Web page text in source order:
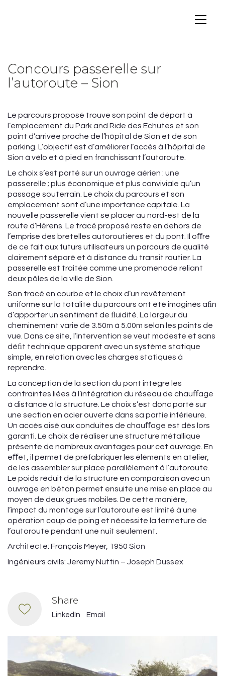
Concours passerelle sur
l’autoroute – Sion
Le parcours proposé trouve son point de départ à
l’emplacement du Park and Ride des Echutes et son
point d’arrivée proche de l’hôpital de Sion et de son
parking. L’objectif est d’améliorer l’accès à l’hôpital de
Sion à vélo et à pied en franchissant l’autoroute.
Le choix s’est porté sur un ouvrage aérien : une
passerelle ; plus économique et plus conviviale qu’un
passage souterrain. Le choix du parcours et son
emplacement sont d’une importance capitale. La
nouvelle passerelle vient se placer au nord-est de la
route d’Hérens. Le tracé proposé reste en dehors de
l’emprise des bretelles autoroutières et du pont. Il oﬀre
de ce fait aux futurs utilisateurs un parcours de qualité
clairement séparé et à distance du transit routier. La
passerelle est traitée comme une promenade reliant
deux pôles de la ville de Sion.
Son tracé en courbe et le choix d’un revêtement
uniforme sur la totalité du parcours ont été imaginés aﬁn
d’apporter un sentiment de ﬂuidité. La largeur du
cheminement varie de 3.50m à 5.00m selon les points de
vue. Dans ce site, l’intervention se veut modeste et sans
déﬁt technique apparent avec un système statique
simple, en relation avec les charges statiques à
reprendre.
La conception de la section du pont intègre les
contraintes liées à l’intégration du réseau de chauﬀage
à distance à la structure. Le choix s’est donc porté sur
une section en acier ouverte dans sa partie inférieure.
Un accès aisé aux conduites de chauﬀage est dès lors
garanti. Le choix de réaliser une structure métallique
présente de nombreux avantages pour cet ouvrage. En
eﬀet, il permet de préfabriquer les éléments en atelier,
de les assembler sur place parallèlement à l’autoroute.
Le poids réduit de la structure en comparaison avec un
ouvrage en béton permet ensuite une mise en place au
moyen de deux grues mobiles. De cette manière,
l’impact du montage sur l’autoroute est limité à une
opération coup de poing et nécessite la fermeture de
l’autoroute pendant une nuit seulement.
Architecte: François Meyer, 1950 Sion
Ingénieurs civils: Jeremy Nuttin – Joseph Dussex
Share
LinkedIn Email